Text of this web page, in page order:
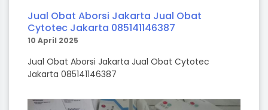
Jual Obat Aborsi Jakarta Jual Obat
Cytotec Jakarta 085141146387
10 April 2025
Jual Obat Aborsi Jakarta Jual Obat Cytotec
Jakarta 085141146387